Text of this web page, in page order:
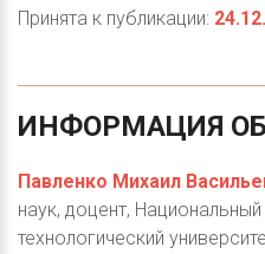
Принята к публикации:
ИНФОРМАЦИЯ ОБ
Павленко Михаил
наук, доцент,
технологический